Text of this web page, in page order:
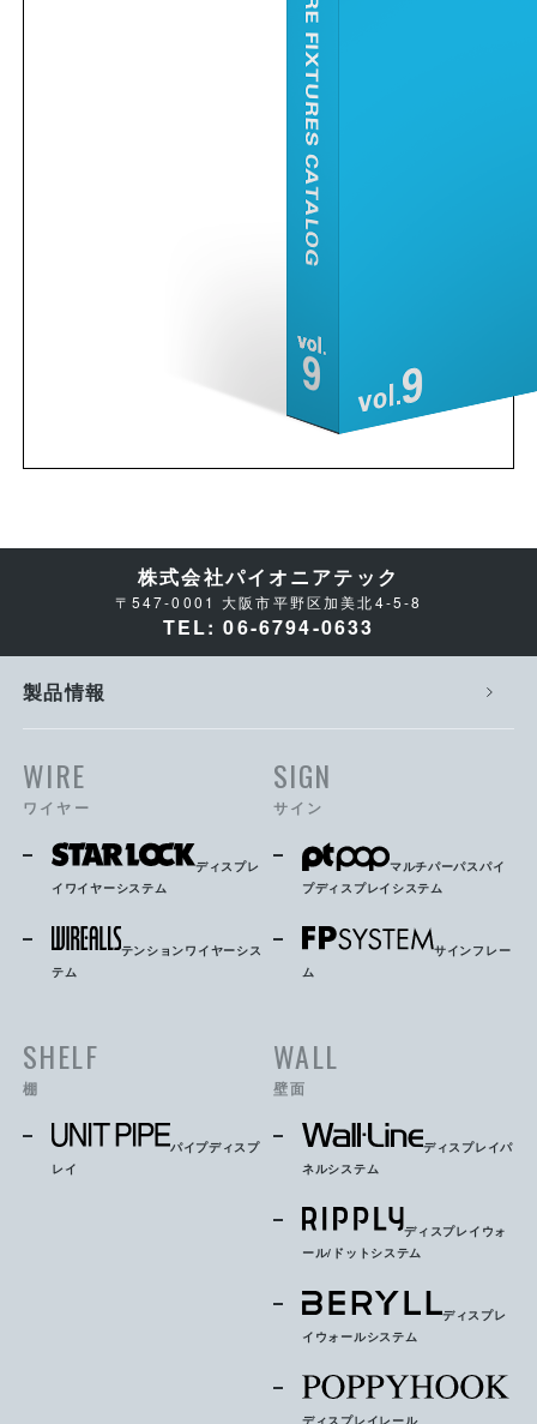
株式会社パイオニアテック
〒547-0001 大阪市平野区加美北4-5-8
TEL: 06-6794-0633
製品情報
WIRE
ワイヤー
ディスプレ
イワイヤーシステム
テンションワイヤーシス
テム
SIGN
サイン
マルチパーパスパイ
プディスプレイシステム
サインフレー
ム
SHELF
棚
パイプディスプ
レイ
WALL
壁面
ディスプレイパ
ネルシステム
ディスプレイウォ
ール/ドットシステム
ディスプレ
イウォールシステム